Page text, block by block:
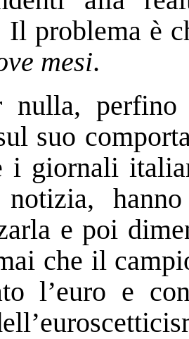
Il problema è
mesi.
nulla,
suo
i giornali
e poi
che il
l’euro e